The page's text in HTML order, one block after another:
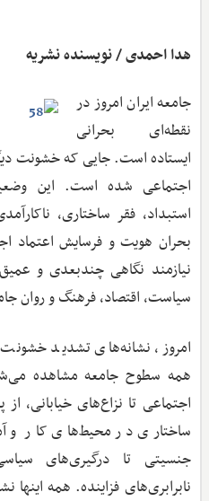
هدا احمدی / نویسنده نشریه
جامعه ایران امروز در
نقطه‌ای بحرانی
ایستاده است. جایی که خشونت
اجتماعی شده است. این
استبداد، فقر ساختاری،
بحران هویت و فرسایش
نیازمند نگاهی چندبعدی و
سیاست، اقتصاد، فرهنگ و روان
امروز، نشانه‌های تشدید
همه سطوح جامعه مشاهده
اجتماعی تا نزاع‌های خیابانی،
ساختاری در محیط‌های کار و
جنسیتی تا درگیری‌های
نابرابری‌های فزاینده. همه